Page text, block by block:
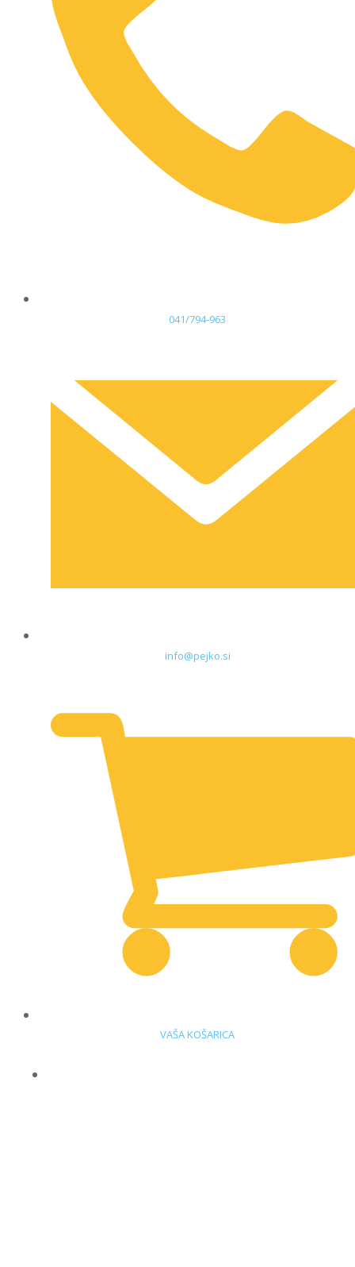
041/794-963
info@pejko.si
VAŠA KOŠARICA